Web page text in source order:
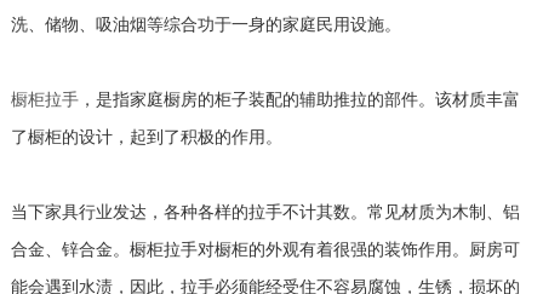
洗、储物、吸油烟等综合功于一身的家庭民用设施。
橱柜拉手，是指家庭橱房的柜子装配的辅助推拉的部件。该材质丰富
了橱柜的设计，起到了积极的作用。
当下家具行业发达，各种各样的拉手不计其数。常见材质为木制、铝
合金、锌合金。橱柜拉手对橱柜的外观有着很强的装饰作用。厨房可
能会遇到水渍，因此，拉手必须能经受住不容易腐蚀，生锈，损坏的